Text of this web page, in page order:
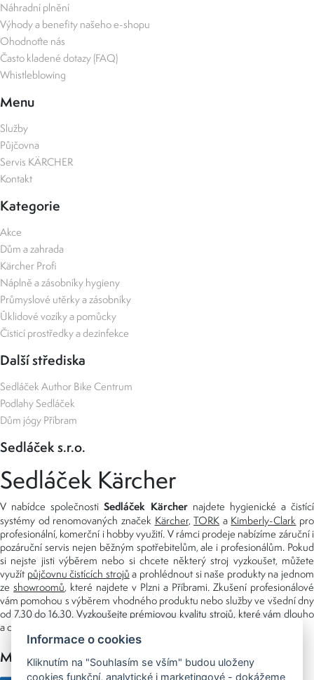
Náhradní plnění
Výhody a benefity našeho e-shopu
Ohodnoťte nás
Často kladené dotazy (FAQ)
Whistleblowing
Menu
Služby
Půjčovna
Servis KÄRCHER
Kontakt
Kategorie
Akce
Dům a zahrada
Kärcher Profi
Náplně a zásobníky hygieny
Průmyslové utěrky a zásobníky
Úklidové vozíky a pomůcky
Čisticí prostředky a dezinfekce
Další střediska
Sedláček Author Bike Centrum
Podlahy Sedláček
Dům jógy Příbram
Sedláček s.r.o.
Sedláček Kärcher
V nabídce společnostiSedláček Kärchernajdete hygienické a čistící
systémy od renomovaných značek Kärcher,TORK a Kimberly-Clark pro
profesionální, komerční i hobby využití. V rámci prodeje nabízíme záruční i
pozáruční servis nejen běžným spotřebitelům, ale i profesionálům. Pokud
si nejste jisti výběrem nebo si chcete některý stroj vyzkoušet, můžete
využít půjčovnu čistících strojů a prohlédnout si naše produkty na jednom
ze showroomů, které najdete v Plzni a Příbrami. Zkušení profesionálové
vám pomohou s výběrem vhodného produktu nebo služby ve všední dny
od 7.30 do 16.30. Vyzkoušejte prémiovou kvalitu strojů, které vám dlouho
a dobře poslouží nejen doma, ale i v zaměstnání.
Možnosti platby
Informace o cookies
Kliknutím na "Souhlasím se vším" budou uloženy
cookies funkční, analytické i marketingové - dokážeme